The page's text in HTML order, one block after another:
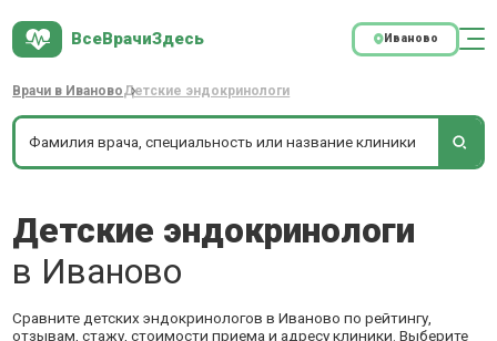
ВсеВрачиЗдесь Иваново
Врачи в ИвановоДетские эндокринологи
Детские эндокринологи
в Иваново
Сравните детских эндокринологов в Иваново по рейтингу,
отзывам, стажу, стоимости приема и адресу клиники. Выберите